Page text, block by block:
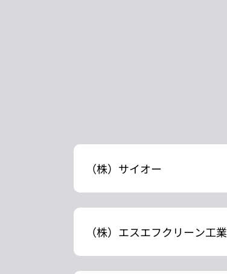
（株）サイオー
（株）エスエフクリーン工業